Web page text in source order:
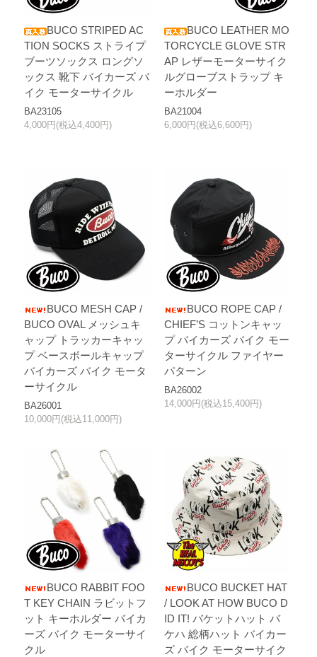
BUCO STRIPED AC
TION SOCKS ストライプ
ブーツソックス ロングソ
ックス 靴下 バイカーズ バ
イク モーターサイクル
BA23105
4,000円(税込4,400円)
BUCO LEATHER MO
TORCYCLE GLOVE STR
AP レザーモーターサイク
ルグローブストラップ キ
ーホルダー
BA21004
6,000円(税込6,600円)
BUCO MESH CAP /
BUCO OVAL メッシュキ
ャップ トラッカーキャッ
プ ベースボールキャップ
バイカーズ バイク モータ
ーサイクル
BA26001
10,000円(税込11,000円)
BUCO ROPE CAP /
CHIEF’S コットンキャッ
プ バイカーズ バイク モー
ターサイクル ファイヤー
パターン
BA26002
14,000円(税込15,400円)
BUCO RABBIT FOO
T KEY CHAIN ラビットフ
ット キーホルダー バイカ
ーズ バイク モーターサイ
クル
BUCO BUCKET HAT
/ LOOK AT HOW BUCO D
ID IT! バケットハット バ
ケハ 総柄ハット バイカー
ズ バイク モーターサイク